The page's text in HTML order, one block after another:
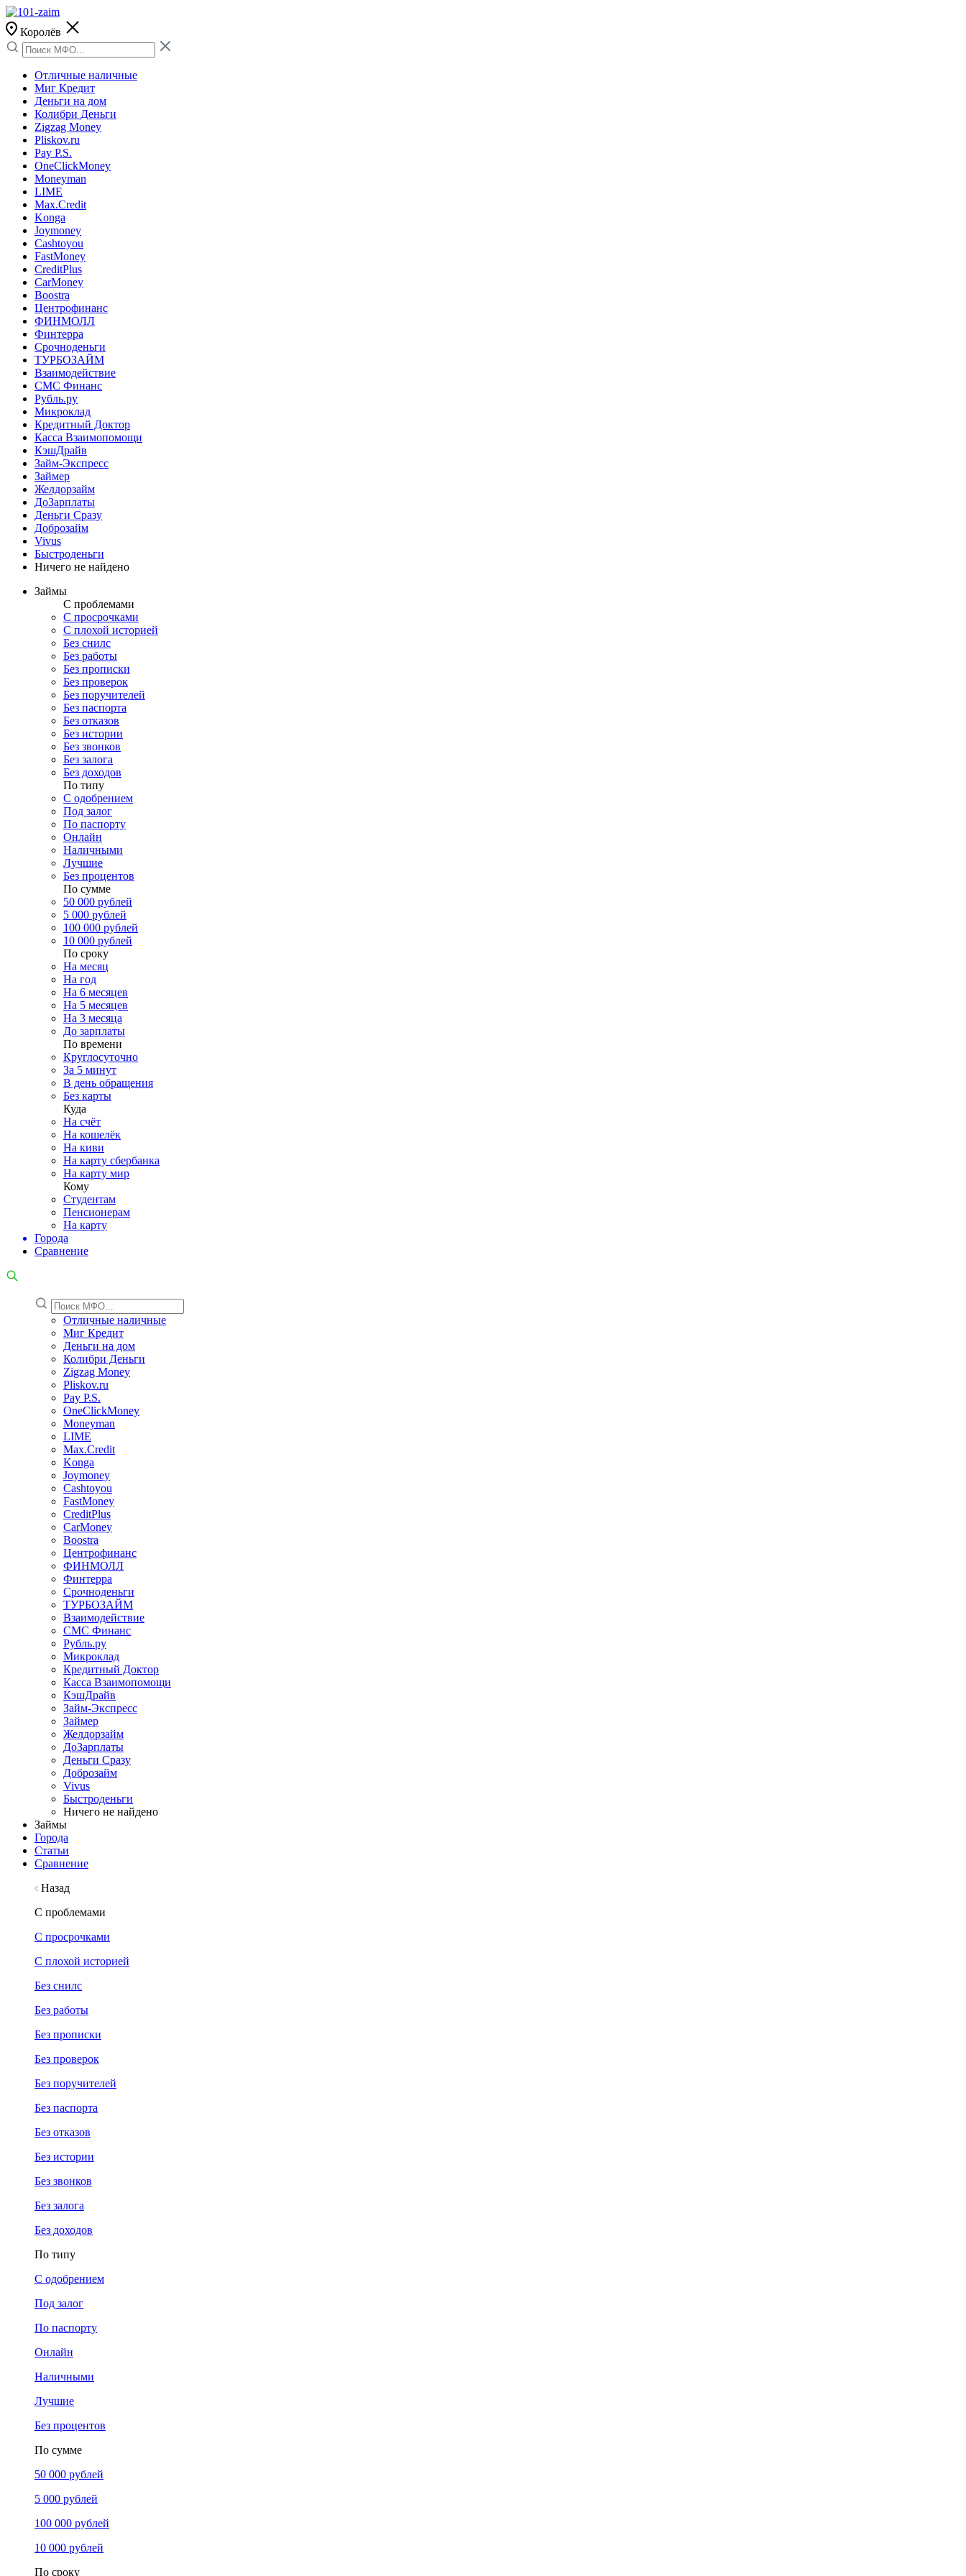
Королёв
Отличные наличные
Миг Кредит
Деньги на дом
Колибри Деньги
Zigzag Money
Pliskov.ru
Pay P.S.
OneClickMoney
Moneyman
LIME
Max.Credit
Konga
Joymoney
Cashtoyou
FastMoney
CreditPlus
CarMoney
Boostra
Центрофинанс
ФИНМОЛЛ
Финтерра
Срочноденьги
ТУРБОЗАЙМ
Взаимодействие
СМС Финанс
Рубль.ру
Микроклад
Кредитный Доктор
Касса Взаимопомощи
КэшДрайв
Займ-Экспресс
Займер
Желдорзайм
ДоЗарплаты
Деньги Сразу
Доброзайм
Vivus
Быстроденьги
Ничего не найдено
Займы
С проблемами
С просрочками
С плохой историей
Без снилс
Без работы
Без прописки
Без проверок
Без поручителей
Без паспорта
Без отказов
Без истории
Без звонков
Без залога
Без доходов
По типу
С одобрением
Под залог
По паспорту
Онлайн
Наличными
Лучшие
Без процентов
По сумме
50 000 рублей
5 000 рублей
100 000 рублей
10 000 рублей
По сроку
На месяц
На год
На 6 месяцев
На 5 месяцев
На 3 месяца
До зарплаты
По времени
Круглосуточно
За 5 минут
В день обращения
Без карты
Куда
На счёт
На кошелёк
На киви
На карту сбербанка
На карту мир
Кому
Студентам
Пенсионерам
На карту
Города
Сравнение
Отличные наличные
Миг Кредит
Деньги на дом
Колибри Деньги
Zigzag Money
Pliskov.ru
Pay P.S.
OneClickMoney
Moneyman
LIME
Max.Credit
Konga
Joymoney
Cashtoyou
FastMoney
CreditPlus
CarMoney
Boostra
Центрофинанс
ФИНМОЛЛ
Финтерра
Срочноденьги
ТУРБОЗАЙМ
Взаимодействие
СМС Финанс
Рубль.ру
Микроклад
Кредитный Доктор
Касса Взаимопомощи
КэшДрайв
Займ-Экспресс
Займер
Желдорзайм
ДоЗарплаты
Деньги Сразу
Доброзайм
Vivus
Быстроденьги
Ничего не найдено
Займы
Города
Статьи
Сравнение
Назад
С проблемами
С просрочками
С плохой историей
Без снилс
Без работы
Без прописки
Без проверок
Без поручителей
Без паспорта
Без отказов
Без истории
Без звонков
Без залога
Без доходов
По типу
С одобрением
Под залог
По паспорту
Онлайн
Наличными
Лучшие
Без процентов
По сумме
50 000 рублей
5 000 рублей
100 000 рублей
10 000 рублей
По сроку